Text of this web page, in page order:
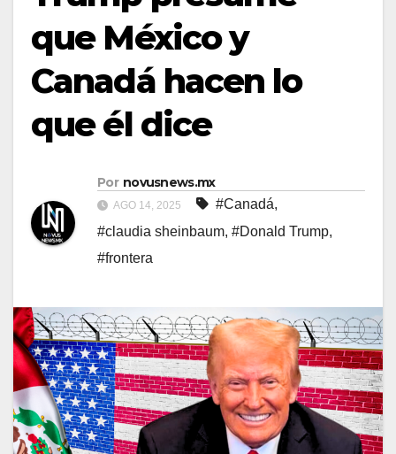
que México y
Canadá hacen lo
que él dice
Por novusnews.mx
AGO 14, 2025 #Canadá,
#claudia sheinbaum, #Donald Trump,
#frontera